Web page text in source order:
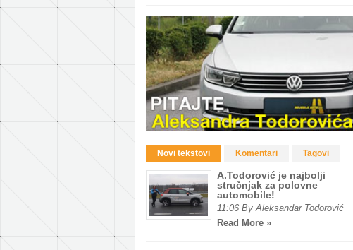
Novi tekstovi Komentari Tagovi
A.Todorović je najbolji
stručnjak za polovne
automobile!
11:06 By Aleksandar Todorović
Read More »